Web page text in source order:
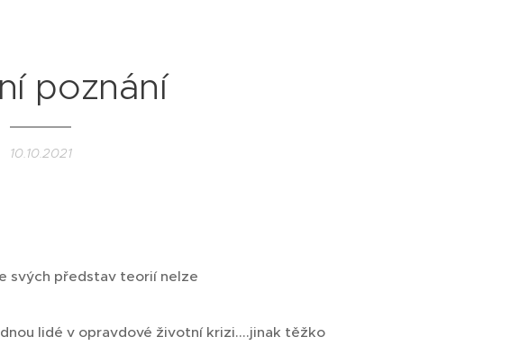
poznání
10.10.2021
svých představ teorií nelze
lidé v opravdové životní krizi....jinak těžko